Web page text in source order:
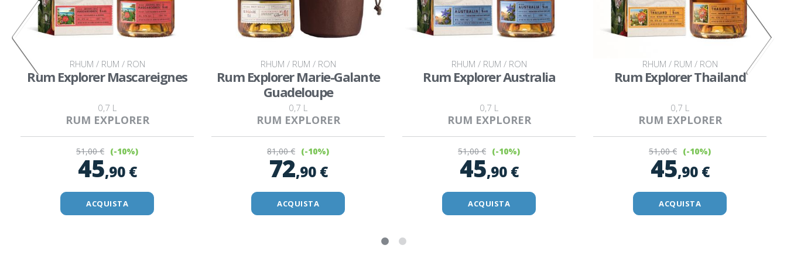
RHUM / RUM / RON
Rum Explorer Mascareignes
0,7 L
RUM EXPLORER
51,00 € (-10%)
45,90 €
ACQUISTA
RHUM / RUM / RON
Rum Explorer Marie-Galante
Guadeloupe
0,7 L
RUM EXPLORER
81,00 € (-10%)
72,90 €
ACQUISTA
RHUM / RUM / RON
Rum Explorer Australia
0,7 L
RUM EXPLORER
51,00 € (-10%)
45,90 €
ACQUISTA
RHUM / RUM / RON
Rum Explorer Thailand
0,7 L
RUM EXPLORER
51,00 € (-10%)
45,90 €
ACQUISTA